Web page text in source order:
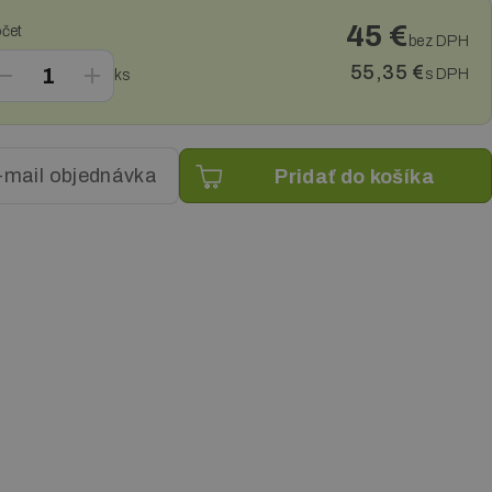
ks
45 € bez DPH
55,35 € s DPH
objednávka